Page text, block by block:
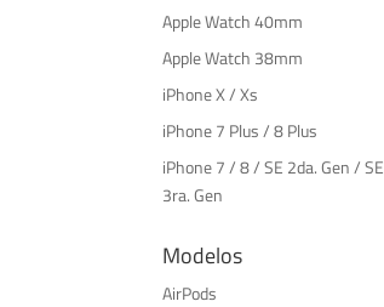
Apple Watch 40mm
Apple Watch 38mm
iPhone X / Xs
iPhone 7 Plus / 8 Plus
iPhone 7 / 8 / SE 2da. Gen / SE
3ra. Gen
Modelos
AirPods